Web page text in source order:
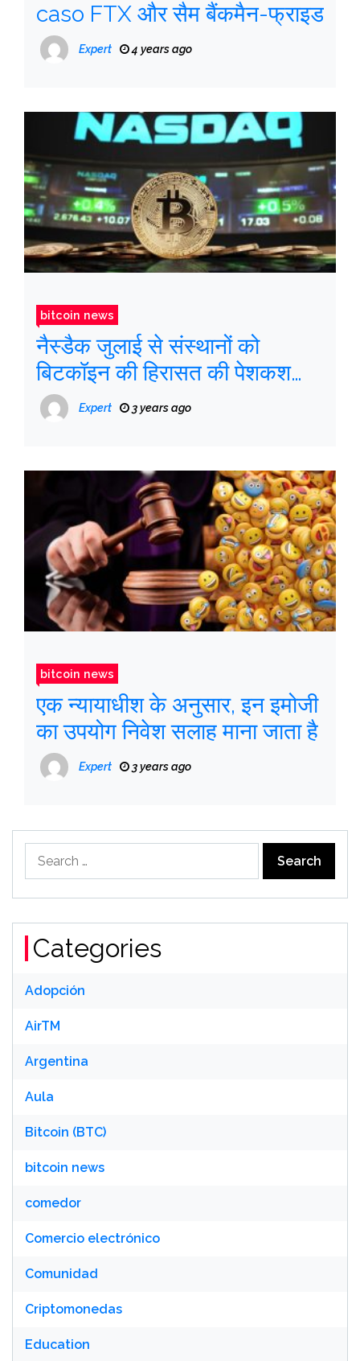
caso FTX और सैम बैंकमैन-फ्राइड
Expert 4 years ago
bitcoin news
नैस्डैक जुलाई से संस्थानों को
बिटकॉइन की हिरासत की पेशकश
करेगा
Expert 3 years ago
bitcoin news
एक न्यायाधीश के अनुसार, इन इमोजी
का उपयोग निवेश सलाह माना जाता है
Expert 3 years ago
Categories
Adopción
AirTM
Argentina
Aula
Bitcoin (BTC)
bitcoin news
comedor
Comercio electrónico
Comunidad
Criptomonedas
Education